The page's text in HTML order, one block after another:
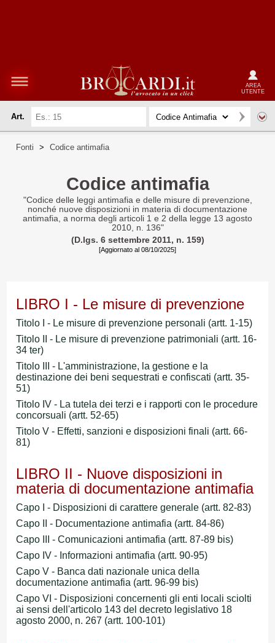
AREA
UTENTE
Art.
Fonti > Codice antimafia
Codice antimafia
"Codice delle leggi antimafia e delle misure di prevenzione,
nonché nuove disposizioni in materia di documentazione
antimafia, a norma degli articoli 1 e 2 della legge 13 agosto
2010, n. 136"
(D.lgs. 6 settembre 2011, n. 159)
[Aggiornato al 08/10/2025]
LIBRO I - Le misure di prevenzione
Titolo I - Le misure di prevenzione personali (artt. 1-15)
Titolo II - Le misure di prevenzione patrimoniali (artt. 16-
34 ter)
Titolo III - L'amministrazione, la gestione e la
destinazione dei beni sequestrati e confiscati (artt. 35-
51)
Titolo IV - La tutela dei terzi e i rapporti con le procedure
concorsuali (artt. 52-65)
Titolo V - Effetti, sanzioni e disposizioni finali (artt. 66-
81)
LIBRO II - Nuove disposizioni in
materia di documentazione antimafia
Capo I - Disposizioni di carattere generale (artt. 82-83)
Capo II - Documentazione antimafia (artt. 84-86)
Capo III - Comunicazioni antimafia (artt. 87-89 bis)
Capo IV - Informazioni antimafia (artt. 90-95)
Capo V - Banca dati nazionale unica della
documentazione antimafia (artt. 96-99 bis)
Capo VI - Disposizioni concernenti gli enti locali sciolti
ai sensi dell'articolo 143 del decreto legislativo 18
agosto 2000, n. 267 (artt. 100-101)